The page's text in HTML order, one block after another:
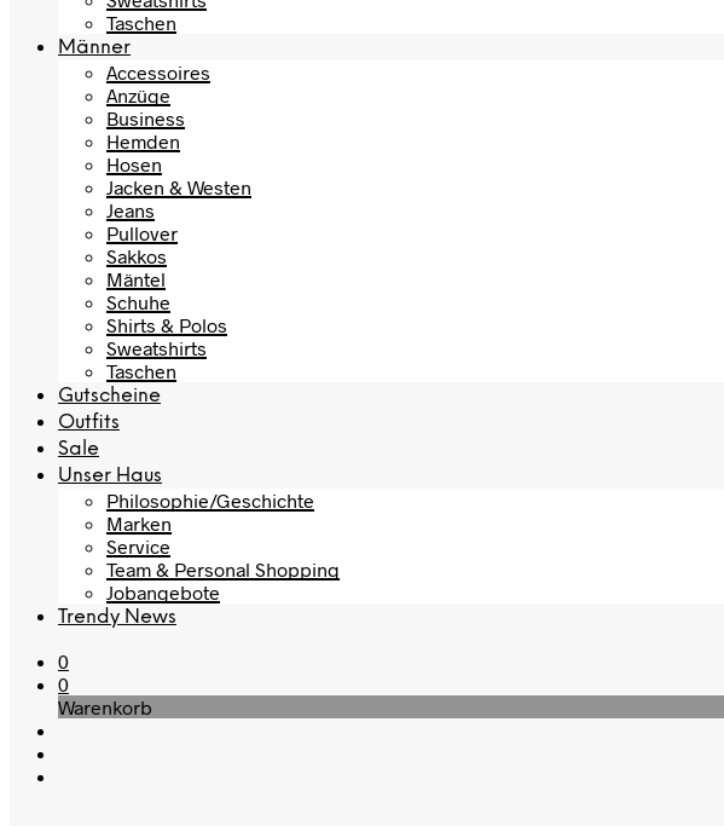
Taschen
Männer
Accessoires
Anzüge
Business
Hemden
Hosen
Jacken & Westen
Jeans
Pullover
Sakkos
Mäntel
Schuhe
Shirts & Polos
Sweatshirts
Taschen
Gutscheine
Outfits
Sale
Unser Haus
Philosophie/Geschichte
Marken
Service
Team & Personal Shopping
Jobangebote
Trendy News
0
0
Warenkorb